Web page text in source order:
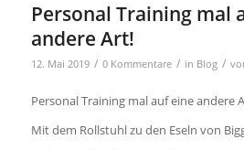
Personal Training mal
andere Art!
12. Mai 2019 / 0 Kommentare / in Blog /
Personal Training mal auf eine andere
Mit dem Rollstuhl zu den Eseln von